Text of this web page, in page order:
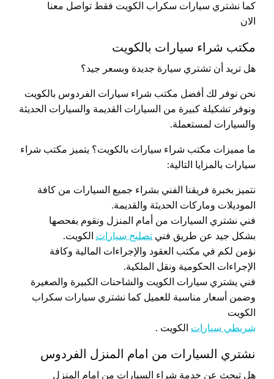
كما نشتري سيارات سكراب الكويت فقط تواصل معنا
الان
مكتب شراء سيارات بالكويت
هل تريد أن تشتري سيارة جديدة وبسعر جيد؟
نحن نوفر لك أفضل مكتب شراء سيارات الفردوس بالكويت
ونوفر تشكيلة كبيرة من السيارات القديمة والسيارات الحديثة
والسيارات لمستعملة.
ما مميزات مكتب شراء سيارات بالكويت؟ يتميز مكتب شراء
سيارات بالمزايا التالية:
نتميز بخبرة فريقنا الفني بشراء جميع السيارات من كافة
الموديلات وماركات الحديثة والقديمة.
فني نشتري السيارات من أمام المنزل ونقوم بفحصها
بشكل جيد عن طريق فني تصليح سيارات الكويت.
نؤمن لكم في مكتب العقود والإجراءات المالية وكافة
الإجراءات الحكومية ونقل الملكية.
فني يشتري سيارات الكويت والشاحنات الكبيرة والصغيرة
وضمن أسعار مناسبة للعميل كما نشتري سيارات سكراب
الكويت
شريطي سيارات الكويت .
نشتري السيارات من امام المنزل الفردوس
هل تبحث عن خدمة شراء السيارات من امام المنزل